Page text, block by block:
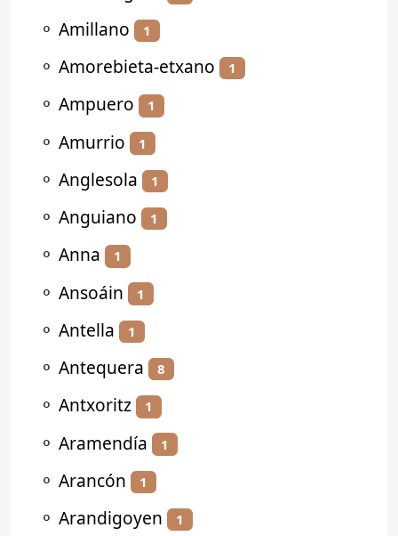
⚬ Amillano 1
⚬ Amorebieta-etxano 1
⚬ Ampuero 1
⚬ Amurrio 1
⚬ Anglesola 1
⚬ Anguiano 1
⚬ Anna 1
⚬ Ansoáin 1
⚬ Antella 1
⚬ Antequera 8
⚬ Antxoritz 1
⚬ Aramendía 1
⚬ Arancón 1
⚬ Arandigoyen 1